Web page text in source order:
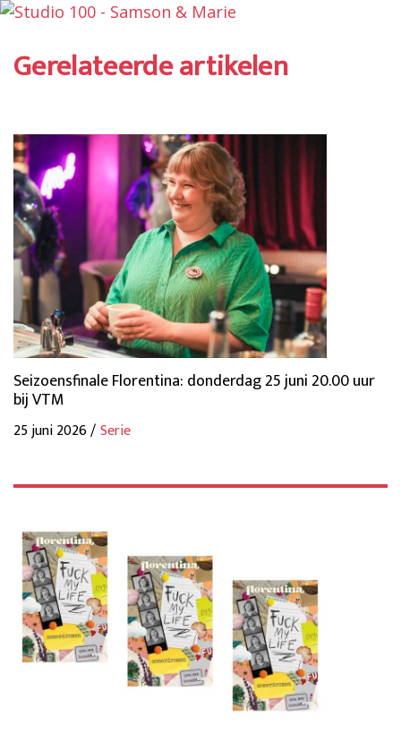
Gerelateerde artikelen
Seizoensfinale Florentina: donderdag 25 juni 20.00 uur
bij VTM
25 juni 2026 /Serie